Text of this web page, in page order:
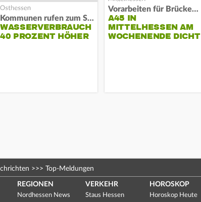
Kommunen rufen zum Sparen auf
WASSERVERBRAUCH
40 PROZENT HÖHER
Vorarbeiten für Brücken-Neubau
A45 IN
MITTELHESSEN AM
WOCHENENDE DICHT
>>> Top-Meldungen
REGIONEN
Nordhessen News
VERKEHR
Staus Hessen
HOROSKOP
Horoskop Heute